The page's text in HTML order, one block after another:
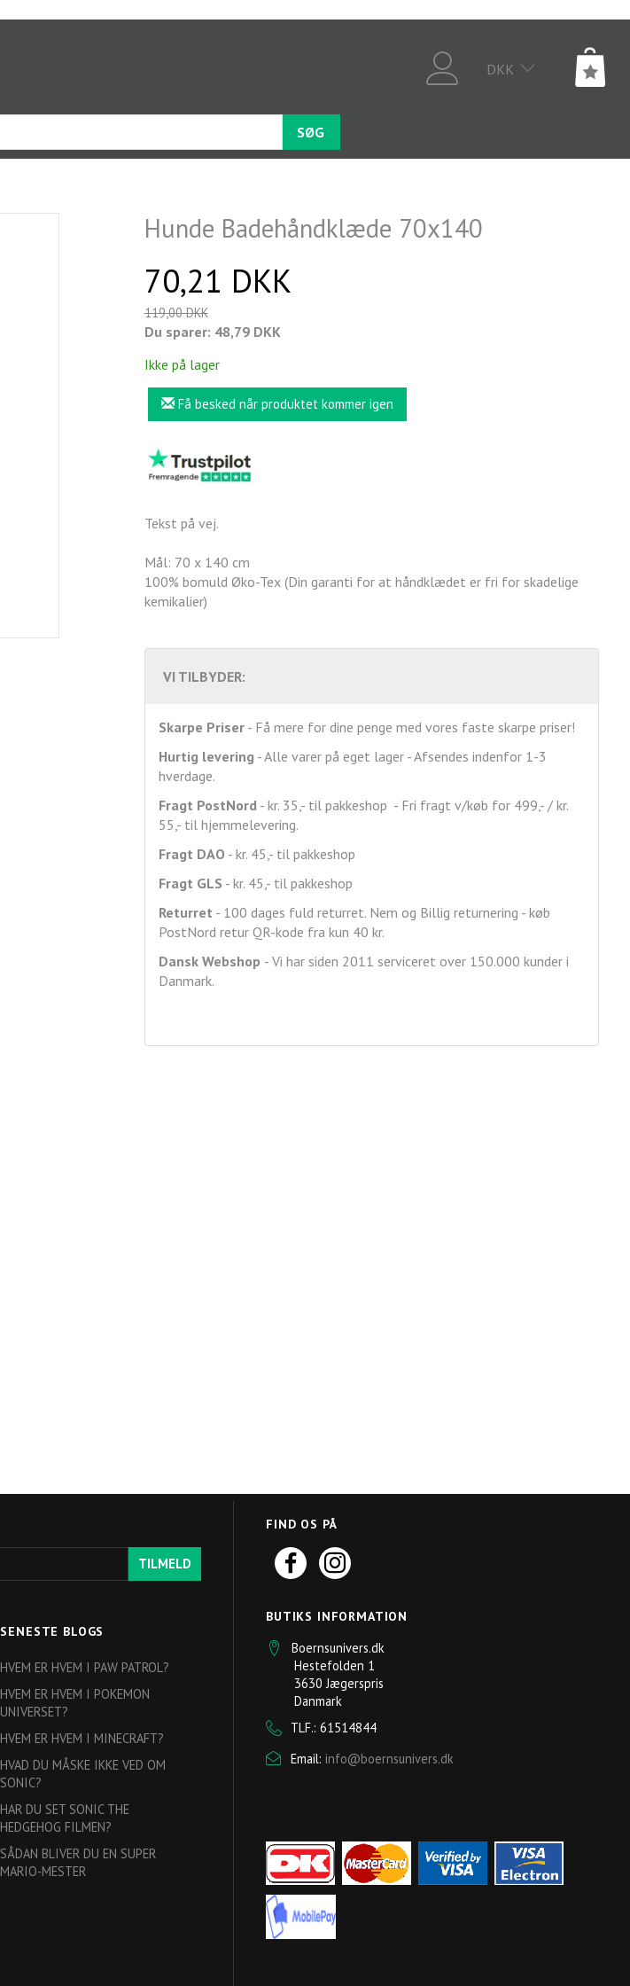
DKK
SØG
Hunde Badehåndklæde 70x140
70,21 DKK
119,00 DKK
Du sparer: 48,79 DKK
Ikke på lager
Få besked når produktet kommer igen
Tekst på vej.
Mål: 70 x 140 cm
100% bomuld Øko-Tex (Din garanti for at håndklædet er fri for skadelige
kemikalier)
VI TILBYDER:
Skarpe Priser- Få mere for dine penge med vores faste skarpe priser!
Hurtig levering - Alle varer på eget lager - Afsendes indenfor 1-3
hverdage.
Fragt PostNord- kr. 35,- til pakkeshop - Fri fragt v/køb for 499,- / kr.
55,- til hjemmelevering.
Fragt DAO - kr. 45,- til pakkeshop
Fragt GLS - kr. 45,- til pakkeshop
Returret - 100 dages fuld returret. Nem og Billig returnering - køb
PostNord retur QR-kode fra kun 40 kr.
Dansk Webshop - Vi har siden 2011 serviceret over 150.000 kunder i
Danmark.
TILMELD
SENESTE BLOGS
HVEM ER HVEM I PAW PATROL?
HVEM ER HVEM I POKEMON
UNIVERSET?
HVEM ER HVEM I MINECRAFT?
HVAD DU MÅSKE IKKE VED OM
SONIC?
HAR DU SET SONIC THE
HEDGEHOG FILMEN?
SÅDAN BLIVER DU EN SUPER
MARIO-MESTER
FIND OS PÅ
BUTIKS INFORMATION
Boernsunivers.dk
Hestefolden 1
3630 Jægerspris
Danmark
TLF.: 61514844
Email: info@boernsunivers.dk